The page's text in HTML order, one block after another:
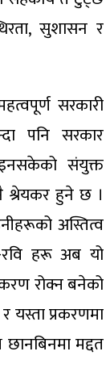
सुशासन र
सरकारी
पनि सरकार
संयुक्त
श्रेयकर हुने छ ।
अस्तित्व
हरू अब यो
रोक्न बनेको
र यस्ता प्रकरणमा
मद्दत